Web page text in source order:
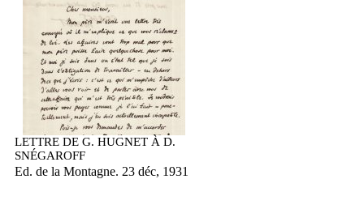
LETTRE DE G. HUGNET À D.
SNÉGAROFF
Ed. de la Montagne. 23 déc, 1931